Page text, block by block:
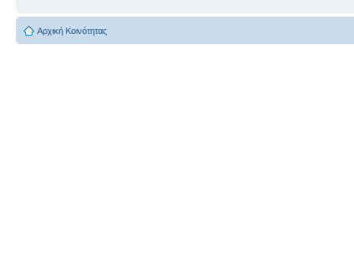
Αρχική Κοινότητας